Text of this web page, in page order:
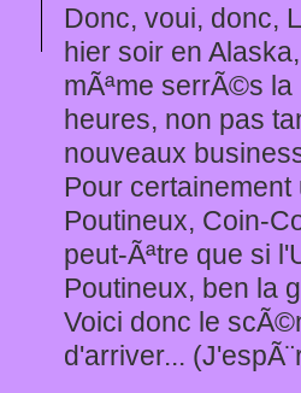
Donc, voui, donc,
hier soir en
mÃªme serrÃ©s
heures, non pas
nouveaux
Pour
Poutineux, Coin-
peut-Ãªtre que si
Poutineux, ben la
Voici donc le
d'arriver...